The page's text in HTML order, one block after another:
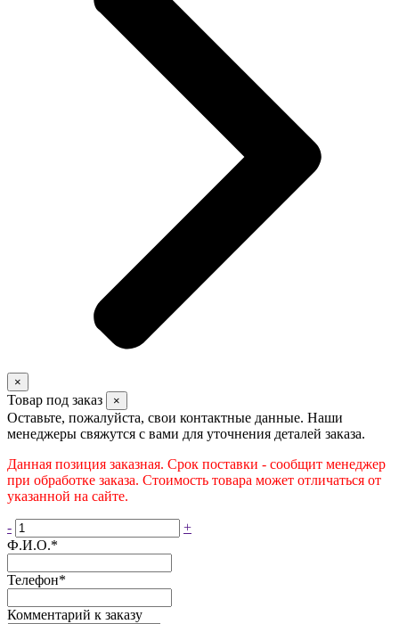
×
Товар под заказ ×
Оставьте, пожалуйста, свои контактные данные. Наши
менеджеры свяжутся с вами для уточнения деталей заказа.
Данная позиция заказная. Срок поставки - сообщит менеджер
при обработке заказа. Стоимость товара может отличаться от
указанной на сайте.
-
+
Ф.И.О.*
Телефон*
Комментарий к заказу